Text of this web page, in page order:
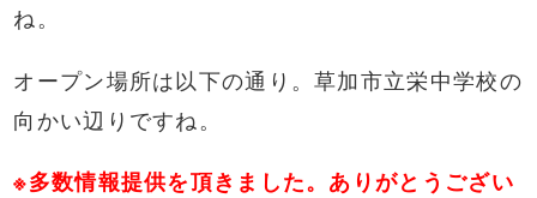
ね。
オープン場所は以下の通り。草加市立栄中学校の
向かい辺りですね。
※多数情報提供を頂きました。ありがとうござい